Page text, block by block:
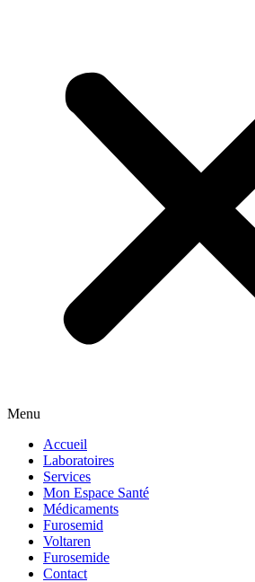
Menu
Accueil
Laboratoires
Services
Mon Espace Santé
Médicaments
Furosemid
Voltaren
Furosemide
Contact